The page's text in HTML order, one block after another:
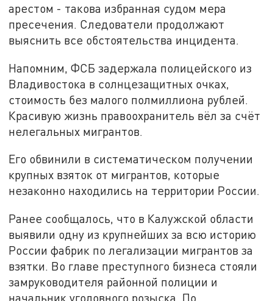
арестом - такова избранная судом мера
пресечения. Следователи продолжают
выяснить все обстоятельства инцидента.
Напомним, ФСБ задержала полицейского из
Владивостока в солнцезащитных очках,
стоимость без малого полмиллиона рублей.
Красивую жизнь правоохранитель вёл за счёт
нелегальных мигрантов.
Его обвинили в систематическом получении
крупных взяток от мигрантов, которые
незаконно находились на территории России.
Ранее сообщалось, что в Калужской области
выявили одну из крупнейших за всю историю
России фабрик по легализации мигрантов за
взятки. Во главе преступного бизнеса стояли
замруководителя районной полиции и
начальник уголовного розыска. По